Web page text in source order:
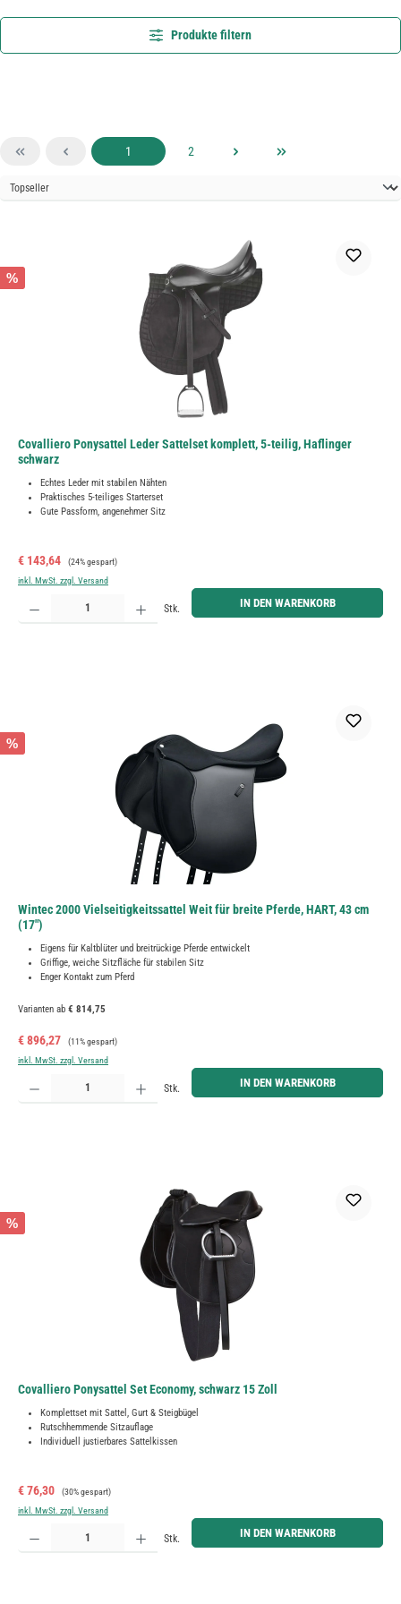
Produkte filtern
Seite
1 Seite
2
%
Covalliero Ponysattel Leder Sattelset komplett, 5-teilig, Haflinger
schwarz
Echtes Leder mit stabilen Nähten
Praktisches 5-teiliges Starterset
Gute Passform, angenehmer Sitz
Verkaufspreis:
€ 143,64 Regulärer Preis:
(24% gespart)
inkl. MwSt. zzgl. Versand
Produkt Anzahl: Gib den gewünschten Wert ein oder benutze die Schaltflächen um die Anzahl zu
Stk. IN DEN WARENKORB
%
Wintec 2000 Vielseitigkeitssattel Weit für breite Pferde, HART, 43 cm
(17")
Eigens für Kaltblüter und breitrückige Pferde entwickelt
Griffige, weiche Sitzfläche für stabilen Sitz
Enger Kontakt zum Pferd
Varianten ab € 814,75
Verkaufspreis:
€ 896,27 Regulärer Preis:
(11% gespart)
inkl. MwSt. zzgl. Versand
Produkt Anzahl: Gib den gewünschten Wert ein oder benutze die Schaltflächen um die Anzahl zu
Stk. IN DEN WARENKORB
%
Covalliero Ponysattel Set Economy, schwarz 15 Zoll
Komplettset mit Sattel, Gurt & Steigbügel
Rutschhemmende Sitzauflage
Individuell justierbares Sattelkissen
Verkaufspreis:
€ 76,30 Regulärer Preis:
(30% gespart)
inkl. MwSt. zzgl. Versand
Produkt Anzahl: Gib den gewünschten Wert ein oder benutze die Schaltflächen um die Anzahl zu
Stk. IN DEN WARENKORB